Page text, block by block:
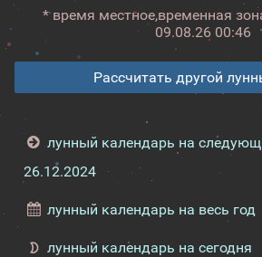
* время местное,временная
09.08.26 00:46
Рассчитать другой
лунный календарь на
26.12.2024
лунный календарь на весь год
лунный календарь на сегодня